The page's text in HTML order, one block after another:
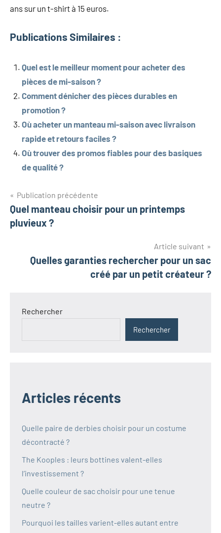
ans sur un t-shirt à 15 euros.
Publications Similaires :
Quel est le meilleur moment pour acheter des
pièces de mi-saison ?
Comment dénicher des pièces durables en
promotion ?
Où acheter un manteau mi-saison avec livraison
rapide et retours faciles ?
Où trouver des promos fiables pour des basiques
de qualité ?
Navigation
de
Publication précédente
Quel manteau choisir pour un printemps
pluvieux ?
Article suivant
Quelles garanties rechercher pour un sac
créé par un petit créateur ?
Rechercher
Rechercher
Articles récents
Quelle paire de derbies choisir pour un costume
décontracté ?
The Kooples : leurs bottines valent-elles
l’investissement ?
Quelle couleur de sac choisir pour une tenue
neutre ?
Pourquoi les tailles varient-elles autant entre